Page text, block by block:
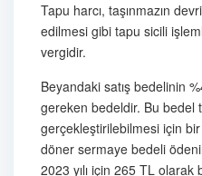
Tapu harcı, taşınmazın
edilmesi gibi tapu sicili
vergidir.
Beyandaki satış bedelinin
gereken bedeldir. Bu bedel
gerçekleştirilebilmesi için
döner sermaye bedeli
2023 yılı için 265 TL olarak